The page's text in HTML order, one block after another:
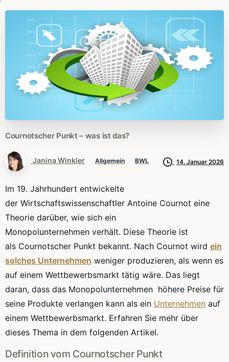
Cournotscher Punkt – was ist das?
Janina Winkler Allgemein BWL 14. Januar 2026
Im 19. Jahrhundert entwickelte
der Wirtschaftswissenschaftler Antoine Cournot eine
Theorie darüber, wie sich ein
Monopolunternehmen verhält. Diese Theorie ist
als Cournotscher Punkt bekannt. Nach Cournot wird ein
solches Unternehmen weniger produzieren, als wenn es
auf einem Wettbewerbsmarkt tätig wäre. Das liegt
daran, dass das Monopolunternehmen höhere Preise für
seine Produkte verlangen kann als ein Unternehmen auf
einem Wettbewerbsmarkt. Erfahren Sie mehr über
dieses Thema in dem folgenden Artikel.
Definition vom CournotscherPunkt